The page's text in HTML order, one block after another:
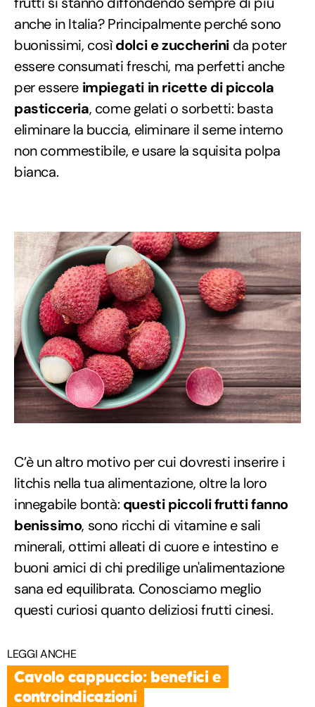
anche in Italia? Principalmente perché sono
buonissimi, cosìdolci e zuccherini da poter
essere consumati freschi, ma perfetti anche
per essere impiegati in ricette di piccola
pasticceria, come gelati o sorbetti: basta
eliminare la buccia, eliminare il seme interno
non commestibile, e usare la squisita polpa
bianca.
C’è un altro motivo per cui dovresti inserire i
litchis nella tua alimentazione, oltre la loro
innegabile bontà: questi piccoli frutti fanno
benissimo, sono ricchi di vitamine e sali
minerali, ottimi alleati di cuore e intestino e
buoni amici di chi predilige un'alimentazione
sana ed equilibrata. Conosciamo meglio
questi curiosi quanto deliziosi frutti cinesi.
LEGGI ANCHE
Cavolo cappuccio: benefici e
controindicazioni